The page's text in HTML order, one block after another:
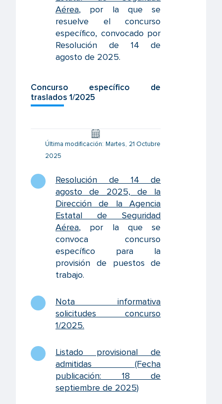
Aérea, por la que se
resuelve el concurso
específico, convocado por
Resolución de 14 de
agosto de 2025.
Concurso específico de
traslados 1/2025
Última modificación: Martes, 21 Octubre
2025
Resolución de 14 de
agosto de 2025, de la
Dirección de la Agencia
Estatal de Seguridad
Aérea, por la que se
convoca concurso
específico para la
provisión de puestos de
trabajo.
Nota informativa
solicitudes concurso
1/2025.
Listado provisional de
admitidas (Fecha
publicación: 18 de
septiembre de 2025)